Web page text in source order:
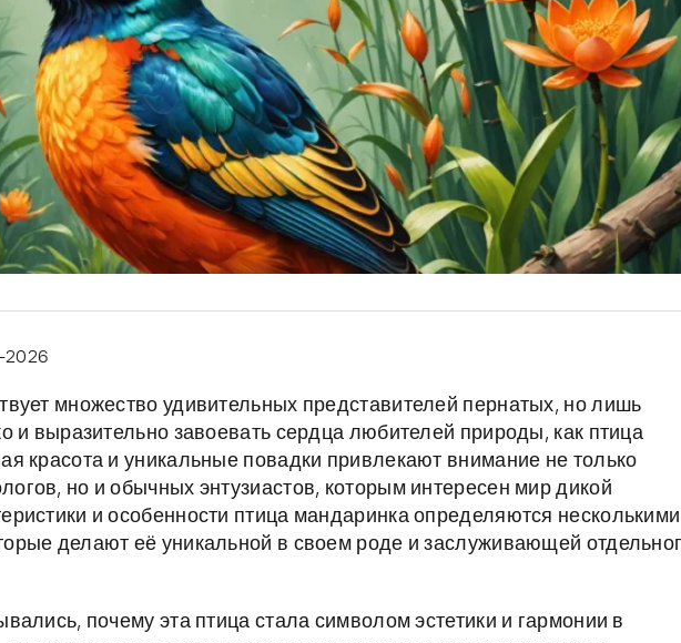
2026
множество удивительных представителей пернатых, но лишь
и выразительно завоевать сердца любителей природы, как птица
красота и уникальные повадки привлекают внимание не только
но и обычных энтузиастов, которым интересен мир дикой
и особенности птица мандаринка определяются несколькими
делают её уникальной в своем роде и заслуживающей
почему эта птица стала символом эстетики и гармонии в